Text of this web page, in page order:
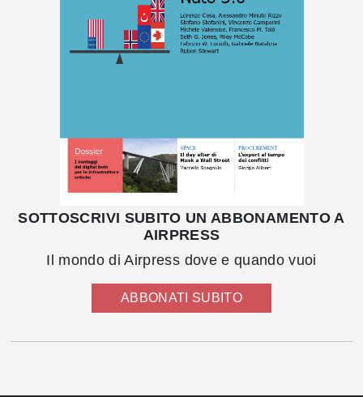
SOTTOSCRIVI SUBITO UN ABBONAMENTO A
AIRPRESS
Il mondo di Airpress dove e quando vuoi
ABBONATI SUBITO